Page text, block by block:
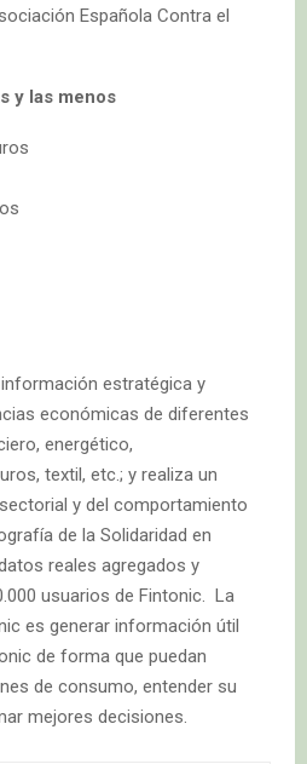
Española Contra el
y las menos
estratégica y
económicas de diferentes
energético,
textil, etc.; y realiza un
y del comportamiento
de la Solidaridad en
reales agregados y
usuarios de Fintonic. La
es generar información útil
de forma que puedan
de consumo, entender su
mejores decisiones.